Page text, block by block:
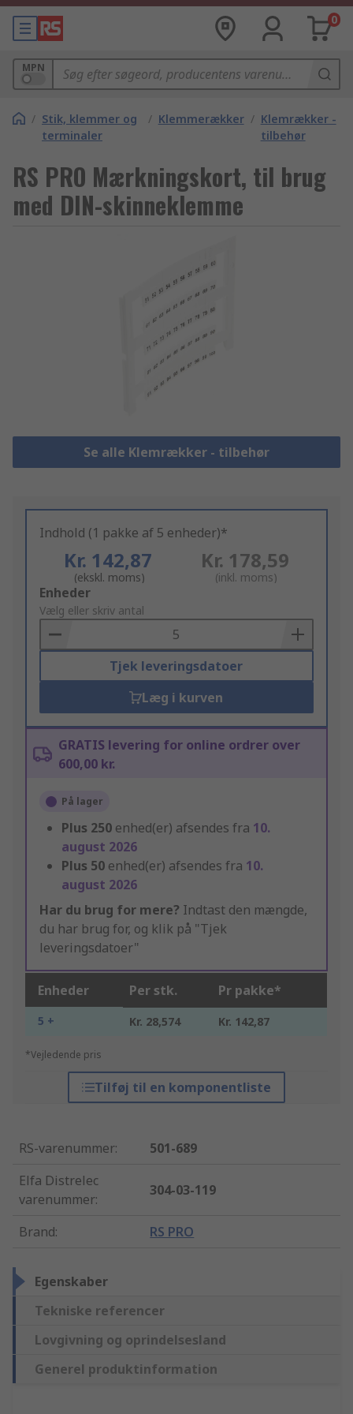
0
MPN
/ Stik, klemmer og
terminaler
/ Klemmerækker / Klemrækker -
tilbehør
RS PRO Mærkningskort, til brug
med DIN-skinneklemme
Se alle Klemrækker - tilbehør
Indhold (1 pakke af 5 enheder)*
Kr. 142,87
(ekskl. moms)
Kr. 178,59
(inkl. moms)
Add
to
Basket
Enheder
Vælg eller skriv antal
Tjek leveringsdatoer
Læg i kurven
GRATIS levering for online ordrer over
600,00 kr.
På lager
Plus 250 enhed(er) afsendes fra 10.
august 2026
Plus 50 enhed(er) afsendes fra 10.
august 2026
Har du brug for mere? Indtast den mængde,
du har brug for, og klik på "Tjek
leveringsdatoer"
Enheder Per stk. Pr pakke*
5 + Kr. 28,574 Kr. 142,87
*Vejledende pris
Tilføj til en komponentliste
RS-varenummer:
501-689
Elfa Distrelec
varenummer:
304-03-119
Brand: RS PRO
Egenskaber
Tekniske referencer
Lovgivning og oprindelsesland
Generel produktinformation